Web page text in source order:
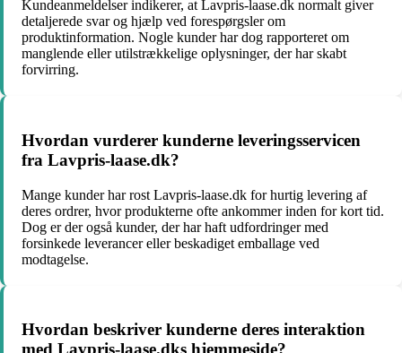
Kundeanmeldelser indikerer, at Lavpris-laase.dk normalt giver
detaljerede svar og hjælp ved forespørgsler om
produktinformation. Nogle kunder har dog rapporteret om
manglende eller utilstrækkelige oplysninger, der har skabt
forvirring.
Hvordan vurderer kunderne leveringsservicen
fra Lavpris-laase.dk?
Mange kunder har rost Lavpris-laase.dk for hurtig levering af
deres ordrer, hvor produkterne ofte ankommer inden for kort tid.
Dog er der også kunder, der har haft udfordringer med
forsinkede leverancer eller beskadiget emballage ved
modtagelse.
Hvordan beskriver kunderne deres interaktion